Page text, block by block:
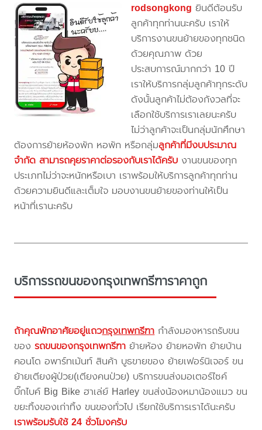
rodsongkong ยินดีต้อนรับ
ลูกค้าทุกท่านนะครับ เราให้
บริการงานขนย้ายของทุกชนิด
ด้วยคุณภาพ ด้วย
ประสบการณ์มากกว่า 10 ปี
เราให้บริการกลุ่มลูกค้าทุกระดับ
ดังนั้นลูกค้าไม่ต้องกังวลที่จะ
เลือกใช้บริการเราเลยนะครับ
ไม่ว่าลูกค้าจะเป็นกลุ่มนักศึกษา
ต้องการย้ายห้องพัก หอพัก หรือกลุ่มลูกค้าที่มีงบประมาณ
จำกัด สามารถคุยราคาต่อรองกับเราได้ครับ งานขนของทุก
ประเภทไม่ว่าจะหนักหรือเบา เราพร้อมให้บริการลูกค้าทุกท่าน
ด้วยความยินดีและเต็มใจ มอบงานขนย้ายของท่านให้เป็น
หน้าที่เรานะครับ
บริการรถขนของกรุงเทพกรีฑาราคาถูก
ถ้าคุณพักอาศัยอยู่แถวกรุงเทพกรีฑา กำลังมองหารถรับขน
ของรถขนของกรุงเทพกรีฑา ย้ายห้อง ย้ายหอพัก ย้ายบ้าน
คอนโด อพาร์ทเม้นท์ สินค้า บูธขายของ ย้ายเฟอร์นิเจอร์ ขน
ย้ายเตียงผู้ป่วย(เตียงคนป่วย) บริการขนส่งมอเตอร์ไซค์
บิ๊กไบค์ Big Bike ฮาเล่ย์ Harley ขนส่งน้องหมาน้องแมว ขน
ขยะทิ้งของเก่าทิ้ง ขนของทั่วไป เรียกใช้บริการเราได้นะครับ
เราพร้อมรับใช้ 24 ชั่วโมงครับ